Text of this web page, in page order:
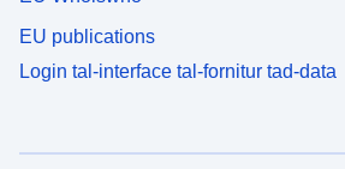
EU publications
Login tal-interface tal-fornitur tad-data